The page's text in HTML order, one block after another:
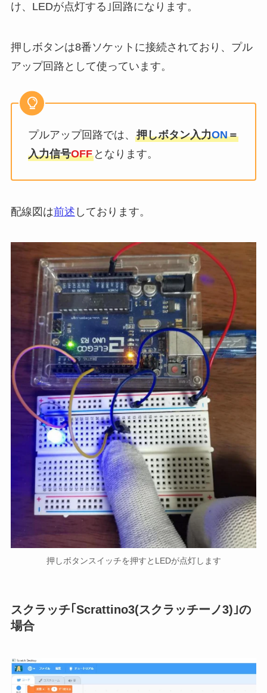
け、LEDが点灯する｣回路になります。
押しボタンは8番ソケットに接続されており、プル
アップ回路として使っています。
プルアップ回路では、 押しボタン入力ON＝
入力信号OFFとなります。
配線図は前述 しております。
押しボタンスイッチを押すとLEDが点灯します
スクラッチ｢Scrattino3(スクラッチーノ3)｣の
場合